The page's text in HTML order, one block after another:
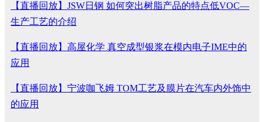
【直播回放】JSW日钢 如何突出树脂产品的特点低VOC—
生产工艺的介绍
【直播回放】高屋化学 真空成型银浆在模内电子IME中的
应用
【直播回放】宁波咖飞姆 TOM工艺及膜片在汽车内外饰中
的应用